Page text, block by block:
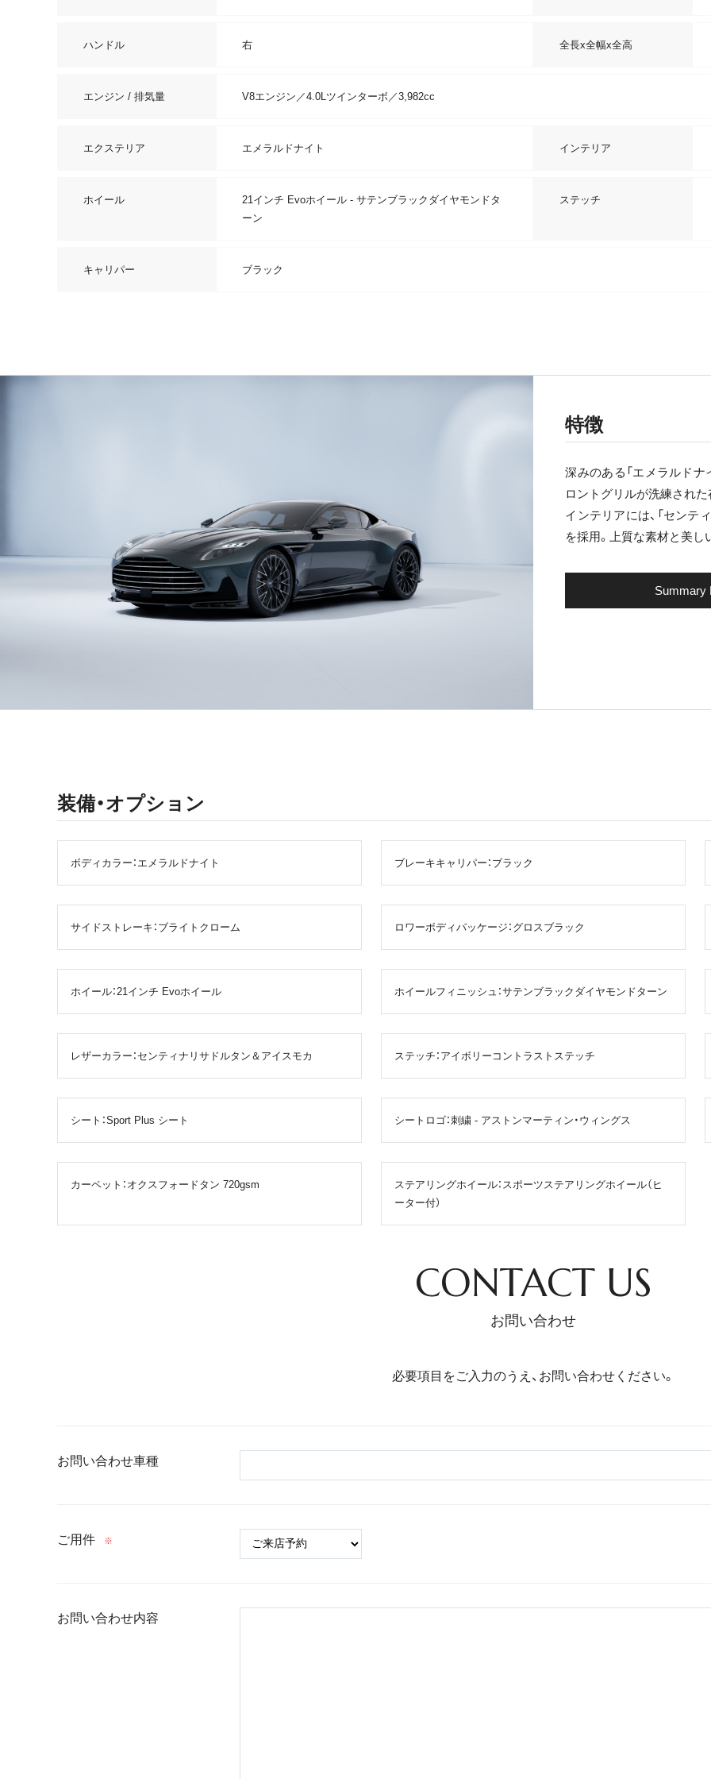
ハンドル 右 全長x全幅x全高
エンジン / 排気量 V8エンジン／4.0Lツインターボ／3,982cc
エクステリア エメラルドナイト インテリア
ホイール
21インチ Evoホイール - サテンブラックダイヤモンドタ
ーン
ステッチ
キャリパー ブラック
特徴
深みのある「エメラルド
ロントグリルが洗練された
インテリアには、「センテ
を採用。上質な素材と美し
Summary
装備・オプション
ボディカラー：エメラルドナイト ブレーキキャリパー：ブラック
サイドストレーキ：ブライトクローム ロワーボディパッケージ：グロスブラック
ホイール：21インチ Evoホイール ホイールフィニッシュ：サテンブラックダイヤモンドターン
レザーカラー：センティナリサドルタン＆アイスモカ ステッチ：アイボリーコントラストステッチ
シート：Sport Plus シート シートロゴ：刺繍 - アストンマーティン・ウィングス
カーペット：オクスフォードタン 720gsm
ステアリングホイール：スポーツステアリングホイール（ヒ
ーター付）
CONTACT US
お問い合わせ
必要項目をご入力のうえ、お問い合わせください。
お問い合わせ車種
ご用件 ※
お問い合わせ内容